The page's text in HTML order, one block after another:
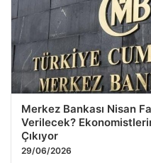
Merkez Bankası Nisan
Verilecek?
Çıkıyor
29/06/2026